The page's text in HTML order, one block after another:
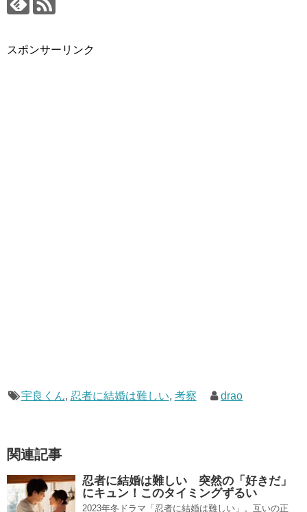
スポンサーリンク
宇良くん, 忍者に結婚は難しい, 考察 drao
関連記事
忍者に結婚は難しい 突然の「好きだ」
にキュン！このタイミングずるい
2023年冬ドラマ「忍者に結婚は難しい」。互いの正